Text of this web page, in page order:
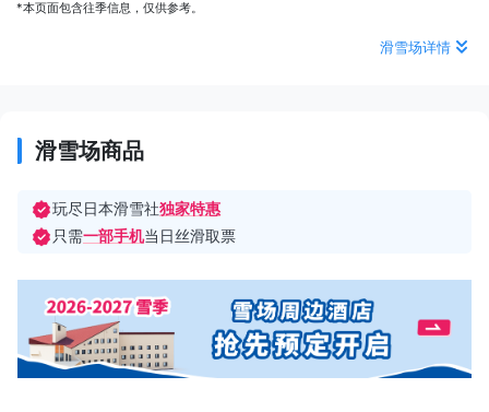
*本页面包含往季信息，仅供参考。
滑雪场详情
滑雪场商品
玩尽日本滑雪社独家特惠
只需一部手机当日丝滑取票